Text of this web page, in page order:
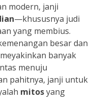
modern, janji
—khususnya judi
yang membius.
besar dan
banyak
menuju
pahitnya, janji untuk
mitosyang